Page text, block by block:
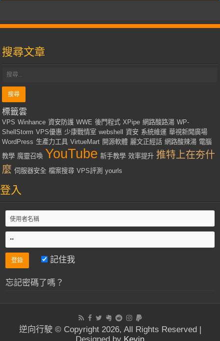
搜尋文章
標籤雲
VPS Winhance 資安防護 WWE 後門程式 XPipe 網路酸路湯 WP-
ShellStorm VPS優惠 少康戰情室 webshell 資安 系統維運 華視新聞廣場
WordPress 生產力工具 VirtueMart 開源軟體 麗文正經話 網路酸辣湯 電腦
教學 魔靈召喚 YouTube 新手教學 效率提升 推特上在夯什
麼 伺服器安全 檔案搜尋 VPS評測 yourls
登入
記住我
忘記密碼了嗎？
逆向行駛 © Copyright 2026, All Rights Reserved |